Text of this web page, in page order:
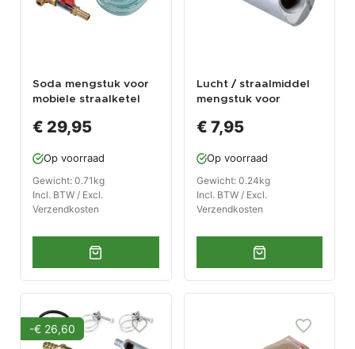
Soda mengstuk voor
mobiele straalketel
€ 29,95
Op voorraad
Gewicht: 0.71kg
Incl. BTW / Excl.
Verzendkosten
Lucht / straalmiddel
mengstuk voor
€ 7,95
Op voorraad
Gewicht: 0.24kg
Incl. BTW / Excl.
Verzendkosten
-€ 26,60